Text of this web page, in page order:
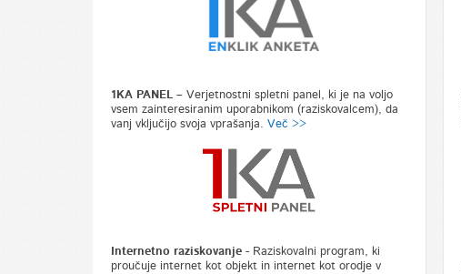
1KA PANEL –Verjetnostni spletni panel, ki je na voljo
vsem zainteresiranim uporabnikom (raziskovalcem), da
vanj vključijo svoja vprašanja. Več >>
Internetno raziskovanje -Raziskovalni program, ki
proučuje internet kot objekt in internet kot orodje v